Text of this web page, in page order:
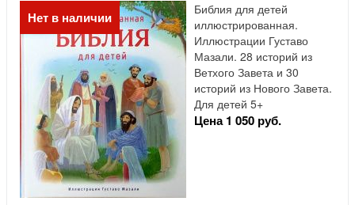
Нет в наличии
Библия для детей
иллюстрированная.
Иллюстрации Густаво
Мазали. 28 историй из
Ветхого Завета и 30
историй из Нового Завета.
Для детей 5+
Цена 1 050 руб.